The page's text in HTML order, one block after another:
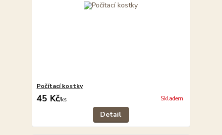
Počítací kostky
45 Kč/ks Skladem
Detail